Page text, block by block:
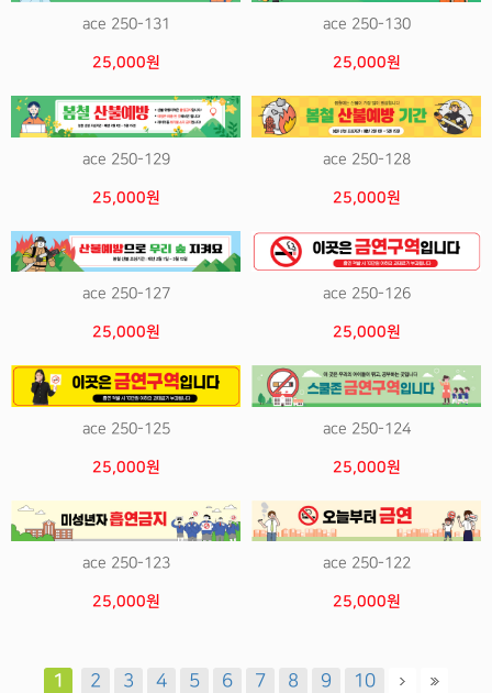
ace 250-131
25,000원
ace 250-130
25,000원
ace 250-129
25,000원
ace 250-128
25,000원
ace 250-127
25,000원
ace 250-126
25,000원
ace 250-125
25,000원
ace 250-124
25,000원
ace 250-123
25,000원
ace 250-122
25,000원
1 2 3 4 5 6 7 8 9 10